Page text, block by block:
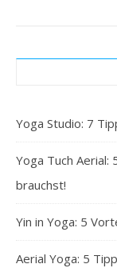
Yoga Studio: 7
Yoga Tuch Aerial:
brauchst!
Yin in Yoga: 5
Aerial Yoga: 5